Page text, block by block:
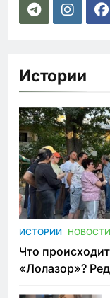
Истории
ИСТОРИИ
Что
«Лолазор»?